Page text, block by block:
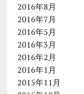
2016年8月
2016年7月
2016年5月
2016年3月
2016年2月
2016年1月
2015年11月